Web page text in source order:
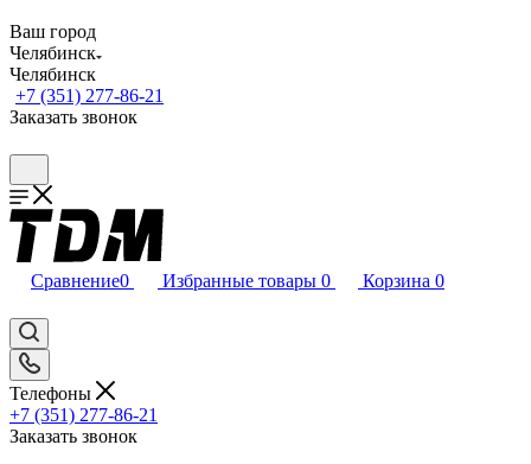
Ваш город
Челябинск
Челябинск
+7 (351) 277-86-21
Заказать звонок
Сравнение0 Избранные товары 0 Корзина 0
Телефоны
+7 (351) 277-86-21
Заказать звонок